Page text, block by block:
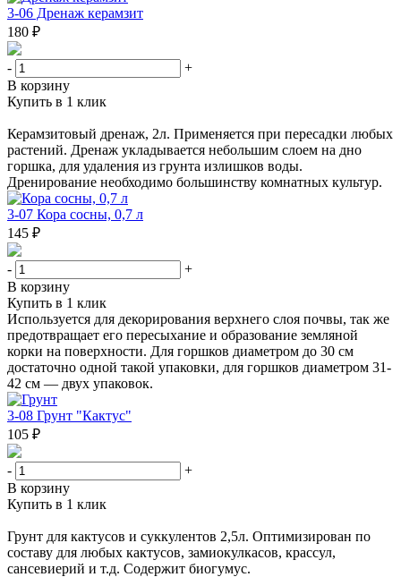
3-06 Дренаж керамзит
180 ₽
-
+
В корзину
Купить в 1 клик
Керамзитовый дренаж, 2л. Применяется при пересадки любых
растений. Дренаж укладывается небольшим слоем на дно
горшка, для удаления из грунта излишков воды.
Дренирование необходимо большинству комнатных культур.
3-07 Кора сосны, 0,7 л
145 ₽
-
+
В корзину
Купить в 1 клик
Используется для декорирования верхнего слоя почвы, так же
предотвращает его пересыхание и образование земляной
корки на поверхности. Для горшков диаметром до 30 см
достаточно одной такой упаковки, для горшков диаметром 31-
42 см — двух упаковок.
3-08 Грунт "Кактус"
105 ₽
-
+
В корзину
Купить в 1 клик
Грунт для кактусов и суккулентов 2,5л. Оптимизирован по
составу для любых кактусов, замиокулкасов, крассул,
сансевиерий и т.д. Содержит биогумус.